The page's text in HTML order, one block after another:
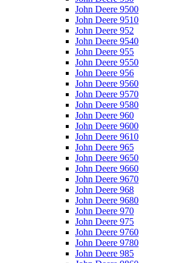
John Deere 9500
John Deere 9510
John Deere 952
John Deere 9540
John Deere 955
John Deere 9550
John Deere 956
John Deere 9560
John Deere 9570
John Deere 9580
John Deere 960
John Deere 9600
John Deere 9610
John Deere 965
John Deere 9650
John Deere 9660
John Deere 9670
John Deere 968
John Deere 9680
John Deere 970
John Deere 975
John Deere 9760
John Deere 9780
John Deere 985